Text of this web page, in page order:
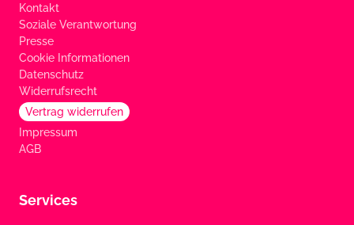
Kontakt
Soziale Verantwortung
Presse
Cookie Informationen
Datenschutz
Widerrufsrecht
Vertrag widerrufen
Impressum
AGB
Services